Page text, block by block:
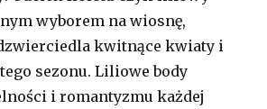
wyborem na wiosnę,
kwitnące kwiaty i
sezonu. Liliowe body
i romantyzmu każdej